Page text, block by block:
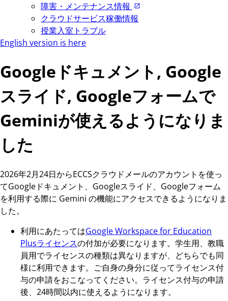
障害・メンテナンス情報
クラウドサービス稼働情報
授業入室トラブル
English version is here
Googleドキュメント, Google
スライド, Googleフォームで
Geminiが使えるようになりま
した
2026年2月24日からECCSクラウドメールのアカウントを使っ
てGoogleドキュメント、Googleスライド、Googleフォーム
を利用する際に Gemini の機能にアクセスできるようになりま
した。
利用にあたってはGoogle Workspace for Education
Plusライセンスの付加が必要になります。学生用、教職
員用でライセンスの種類は異なりますが、どちらでも同
様に利用できます。ご自身の身分に従ってライセンス付
与の申請をおこなってください。ライセンス付与の申請
後、24時間以内に使えるようになります。